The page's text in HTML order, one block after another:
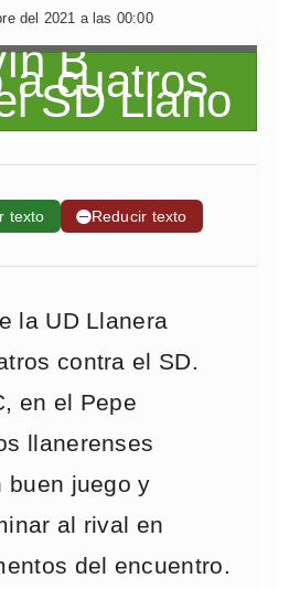
del 2021 a las 00:00
texto ➖Reducir texto
la UD Llanera
contra el SD.
en el Pepe
llanerenses
buen juego y
al rival en
del encuentro.